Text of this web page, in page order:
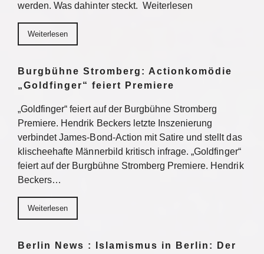
werden. Was dahinter steckt. Weiterlesen
Weiterlesen
Burgbühne Stromberg: Actionkomödie
„Goldfinger“ feiert Premiere
„Goldfinger“ feiert auf der Burgbühne Stromberg
Premiere. Hendrik Beckers letzte Inszenierung
verbindet James-Bond-Action mit Satire und stellt das
klischeehafte Männerbild kritisch infrage. „Goldfinger“
feiert auf der Burgbühne Stromberg Premiere. Hendrik
Beckers…
Weiterlesen
Berlin News : Islamismus in Berlin: Der